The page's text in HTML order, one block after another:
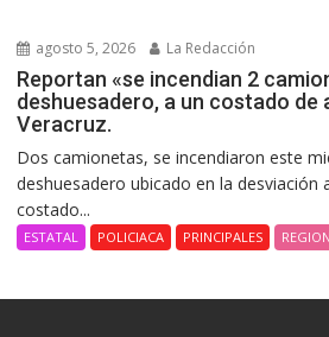
agosto 5, 2026 La Redacción
Reportan «se incendian 2
deshuesadero, a un costado
Veracruz.
Dos camionetas, se incendiaron este
deshuesadero ubicado en la desviación
costado...
ESTATAL POLICIACA PRINCIPALES